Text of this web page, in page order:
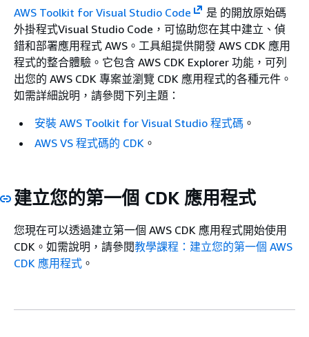
AWS Toolkit for Visual Studio Code
是 的開放原始碼
外掛程式Visual Studio Code，可協助您在其中建立、偵
錯和部署應用程式 AWS。工具組提供開發 AWS CDK 應用
程式的整合體驗。它包含 AWS CDK Explorer 功能，可列
出您的 AWS CDK 專案並瀏覽 CDK 應用程式的各種元件。
如需詳細說明，請參閱下列主題：
安裝 AWS Toolkit for Visual Studio 程式碼 。
AWS VS 程式碼的 CDK 。
建立您的第一個 CDK 應用程式
您現在可以透過建立第一個 AWS CDK 應用程式開始使用
CDK。如需說明，請參閱教學課程：建立您的第一個 AWS
CDK 應用程式 。